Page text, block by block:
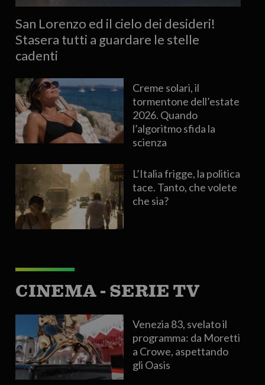
San Lorenzo ed il cielo dei desideri!
Stasera tutti a guardare le stelle
cadenti
Creme solari, il
tormentone dell’estate
2026. Quando
l’algoritmo sfida la
scienza
L’Italia frigge, la politica
tace. Tanto, che volete
che sia?
CINEMA - SERIE TV
Venezia 83, svelato il
programma: da Moretti
a Crowe, aspettando
gli Oasis